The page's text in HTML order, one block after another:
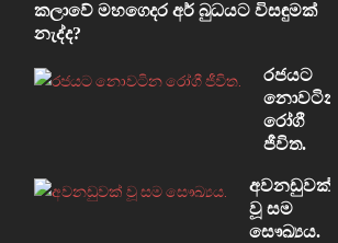
කලාවේ මහගෙදර අර් බුධයට විසඳුමක්
නැද්ද?
රජයට
නොවටින
රෝගී
ජීවිත.
අවනඩුවක්
වූ සම
සෞඛ්‍යය.